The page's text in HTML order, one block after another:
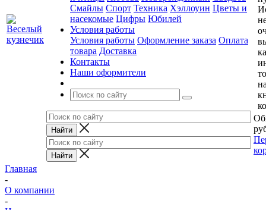
Смайлы Спорт Техника Хэллоуин Цветы и
насекомые Цифры Юбилей
Условия работы
Условия работы Оформление заказа Оплата
товара Доставка
Контакты
Наши оформители
Главная
-
О компании
-